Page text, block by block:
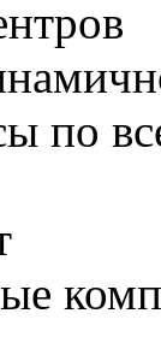
по